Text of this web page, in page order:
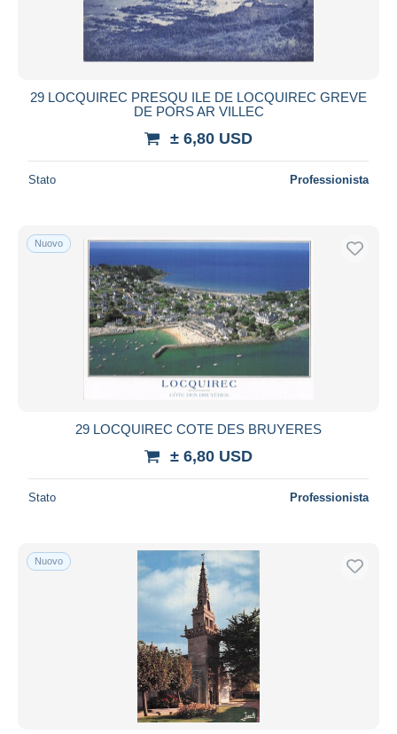
29 LOCQUIREC PRESQU ILE DE LOCQUIREC GREVE
DE PORS AR VILLEC
± 6,80 USD
Stato Professionista
Nuovo
29 LOCQUIREC COTE DES BRUYERES
± 6,80 USD
Stato Professionista
Nuovo